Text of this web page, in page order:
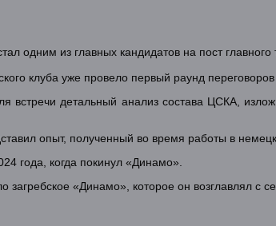
одним из главных кандидатов на пост
клуба уже провело первый раунд
встречи детальный анализ состава ЦСКА,
опыт, полученный во время работы в
года, когда покинул «Динамо».
«Динамо», которое он возглавлял с